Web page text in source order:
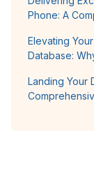
Phone: A
Elevating
Database:
Landing Your